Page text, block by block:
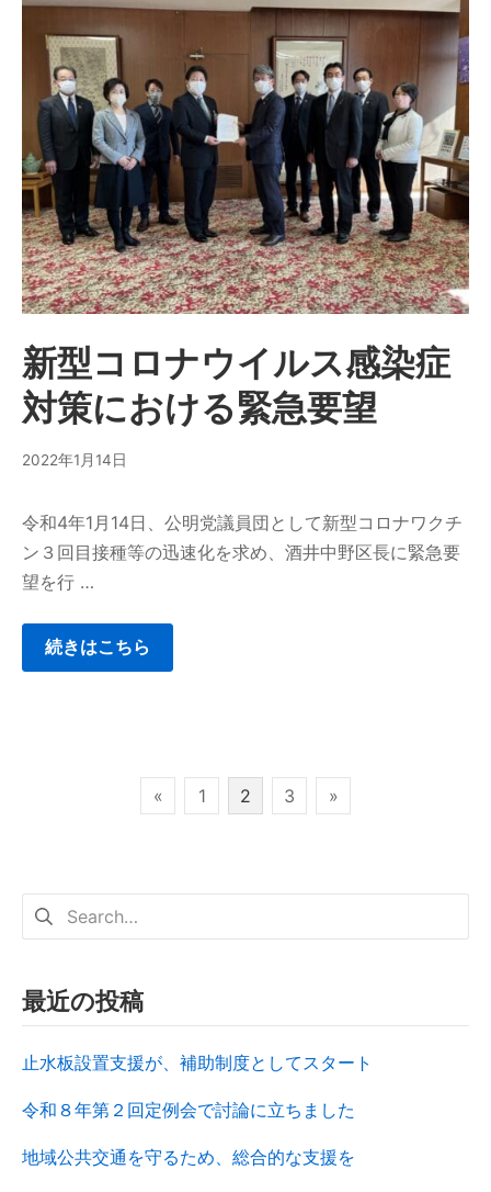
新型コロナウイルス感染症
対策における緊急要望
2022年1月14日
令和4年1月14日、公明党議員団として新型コロナワクチ
ン３回目接種等の迅速化を求め、酒井中野区長に緊急要
望を行 …
続きはこちら
« 1 2 3 »
最近の投稿
止水板設置支援が、補助制度としてスタート
令和８年第２回定例会で討論に立ちました
地域公共交通を守るため、総合的な支援を